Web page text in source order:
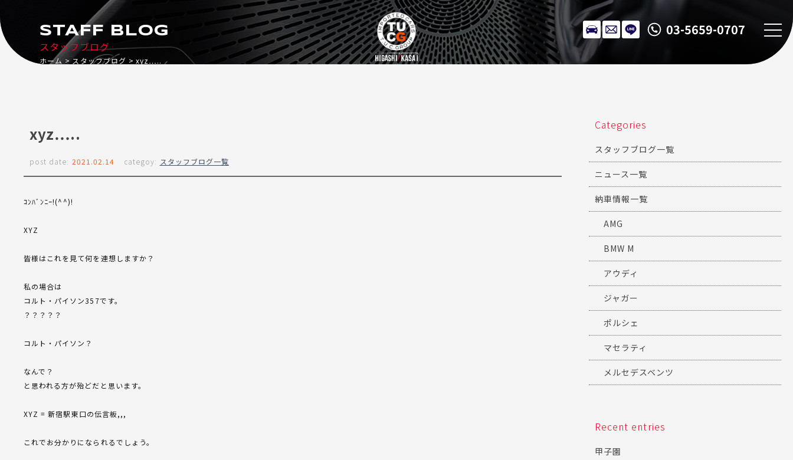
03-5659-0707
スタッフブログ
STAFF BLOG
ホーム スタッフブログ xyz…..
xyz…..
post date: 2021.02.14 categoy: スタッフブログ一覧
ｺﾝﾊﾞﾝﾆｰ!(^^)!
XYZ
皆様はこれを見て何を連想しますか？
私の場合は
コルト・パイソン357です。
？？？？？
コルト・パイソン？
なんで？
と思われる方が殆どだと思います。
XYZ = 新宿駅東口の伝言板,,,
これでお分かりになられるでしょう。
Categories
スタッフブログ一覧
ニュース一覧
納車情報一覧
AMG
BMW M
アウディ
ジャガー
ポルシェ
マセラティ
メルセデスベンツ
Recent entries
甲子園